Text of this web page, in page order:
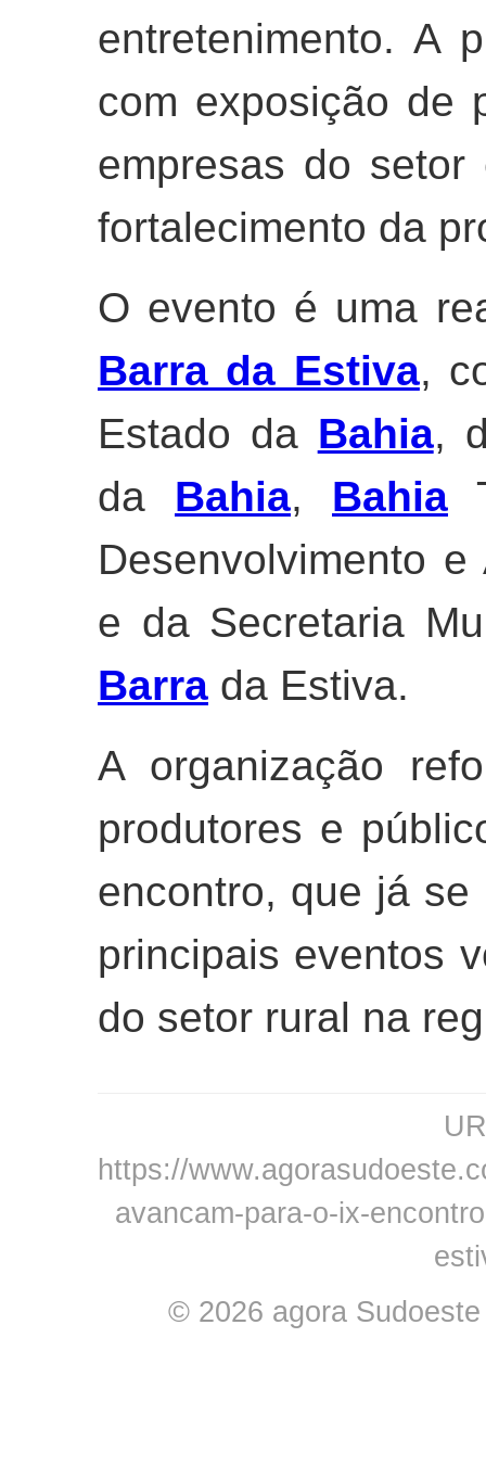
entretenimento. A
com exposição de
empresas do
fortalecimento da
O evento é uma
Barra da Estiva,
Estado da Bahia,
da Bahia, Bahia
Desenvolvimento
e da Secretaria
Barra da Estiva.
A organização
produtores e
encontro, que já
principais eventos
do setor rural na
https://
avancam-para-o-ix-
© 2026 agora